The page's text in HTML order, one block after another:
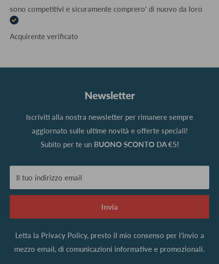
sono competitivi e sicuramente comprero' di nuovo da loro
Acquirente verificato
Newsletter
Iscriviti alla nostra newsletter per rimanere sempre
aggiornato sulle ultime novità e offerte speciali!
Subito per te un BUONO SCONTO DA €5!
Il tuo indirizzo email
Invia
Letta la Privacy Policy, presto il mio consenso per l’invio a
mezzo email, di comunicazioni informative e promozionali.